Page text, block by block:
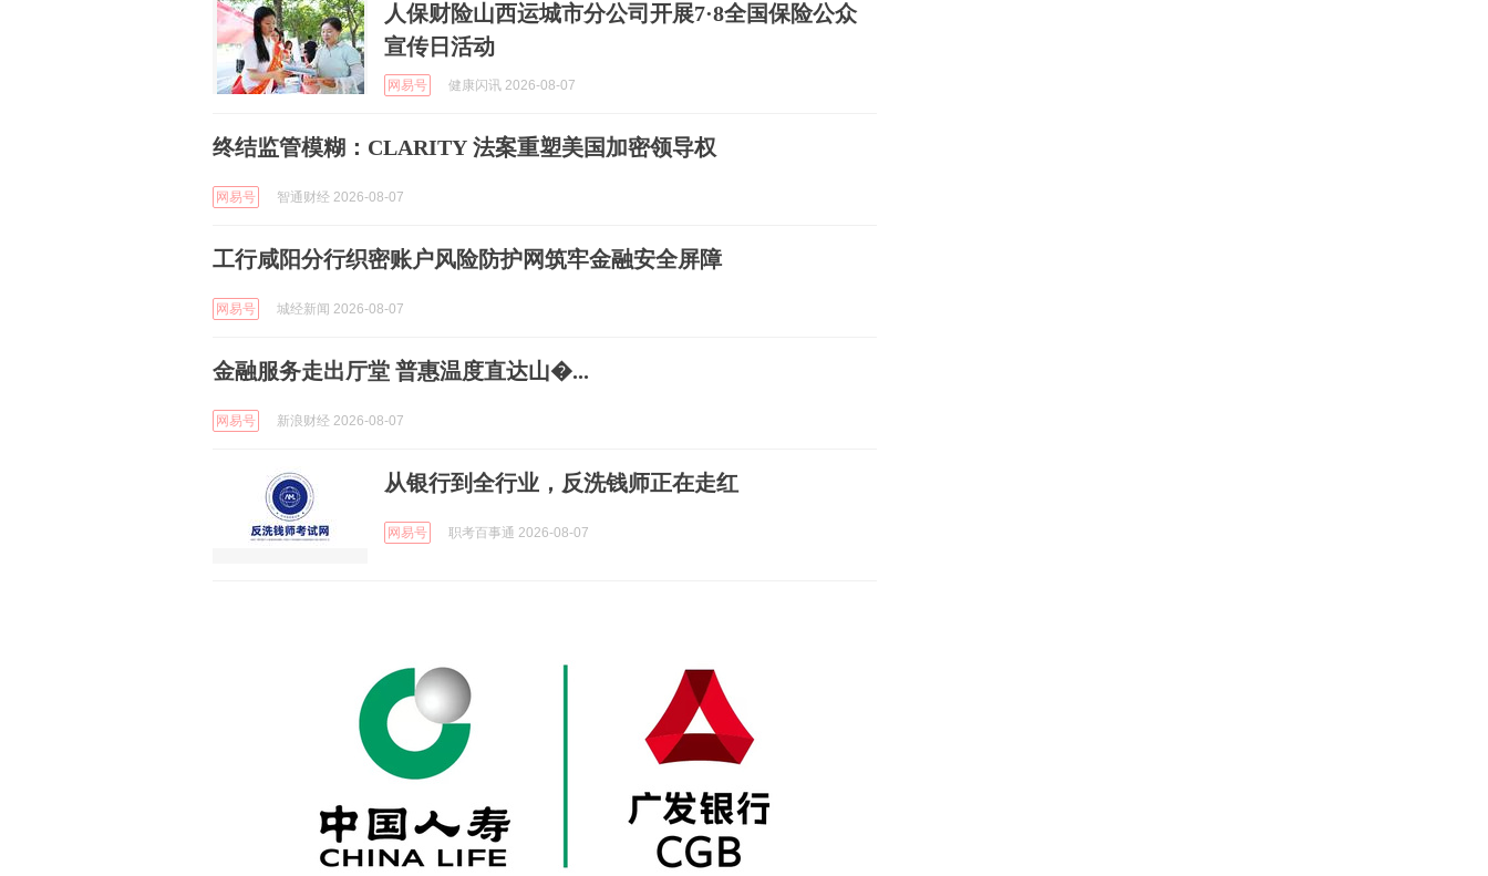
人保财险山西运城市分公司开展7·8全国保险公众
宣传日活动
网易号 健康闪讯 2026-08-07
终结监管模糊：CLARITY 法案重塑美国加密领导权
网易号 智通财经 2026-08-07
工行咸阳分行织密账户风险防护网筑牢金融安全屏障
网易号 城经新闻 2026-08-07
金融服务走出厅堂 普惠温度直达山�...
网易号 新浪财经 2026-08-07
从银行到全行业，反洗钱师正在走红
网易号 职考百事通 2026-08-07